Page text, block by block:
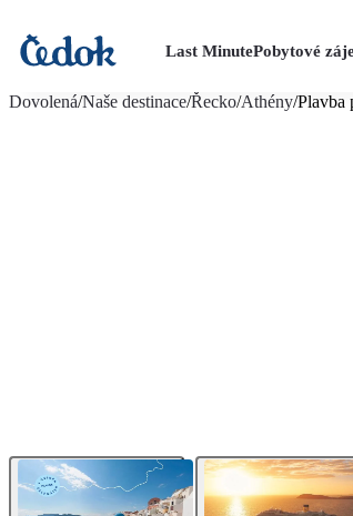
Last MinutePobytové
Dovolená/Naše destinace/Řecko/Athény/Plavba